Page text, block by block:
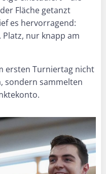
Fläche getanzt
es hervorragend:
nur knapp am
ersten Turniertag nicht
sondern sammelten